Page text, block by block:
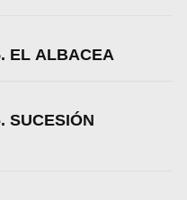
EL ALBACEA
SUCESIÓN